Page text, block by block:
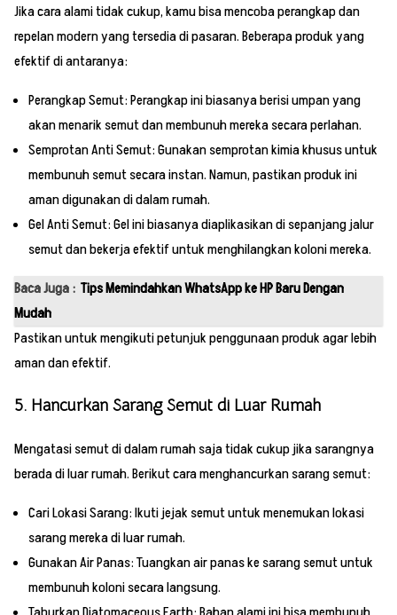
Jika cara alami tidak cukup, kamu bisa mencoba perangkap dan
repelan modern yang tersedia di pasaran. Beberapa produk yang
efektif di antaranya:
Perangkap Semut: Perangkap ini biasanya berisi umpan yang
akan menarik semut dan membunuh mereka secara perlahan.
Semprotan Anti Semut: Gunakan semprotan kimia khusus untuk
membunuh semut secara instan. Namun, pastikan produk ini
aman digunakan di dalam rumah.
Gel Anti Semut: Gel ini biasanya diaplikasikan di sepanjang jalur
semut dan bekerja efektif untuk menghilangkan koloni mereka.
Baca Juga : Tips Memindahkan WhatsApp ke HP Baru Dengan
Mudah
Pastikan untuk mengikuti petunjuk penggunaan produk agar lebih
aman dan efektif.
5. Hancurkan Sarang Semut di Luar Rumah
Mengatasi semut di dalam rumah saja tidak cukup jika sarangnya
berada di luar rumah. Berikut cara menghancurkan sarang semut:
Cari Lokasi Sarang: Ikuti jejak semut untuk menemukan lokasi
sarang mereka di luar rumah.
Gunakan Air Panas: Tuangkan air panas ke sarang semut untuk
membunuh koloni secara langsung.